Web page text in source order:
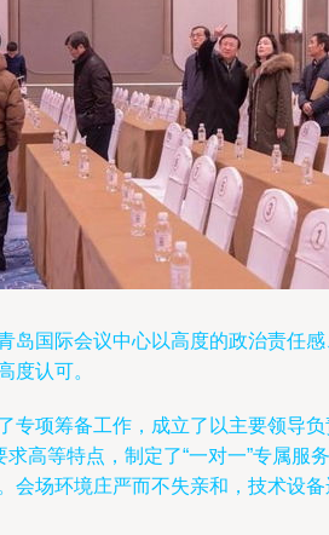
国际会议中心以高度的政治责任
度认可。
项筹备工作，成立了以主要领导
高等特点，制定了“一对一”专属
场环境庄严而不失亲和，技术设